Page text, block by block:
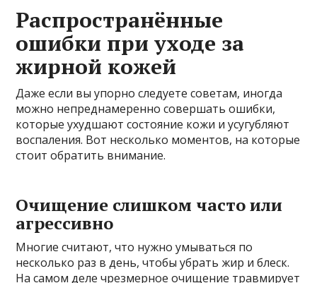
Распространённые
ошибки при уходе за
жирной кожей
Даже если вы упорно следуете советам, иногда
можно непреднамеренно совершать ошибки,
которые ухудшают состояние кожи и усугубляют
воспаления. Вот несколько моментов, на которые
стоит обратить внимание.
Очищение слишком часто или
агрессивно
Многие считают, что нужно умываться по
несколько раз в день, чтобы убрать жир и блеск.
На самом деле чрезмерное очищение травмирует